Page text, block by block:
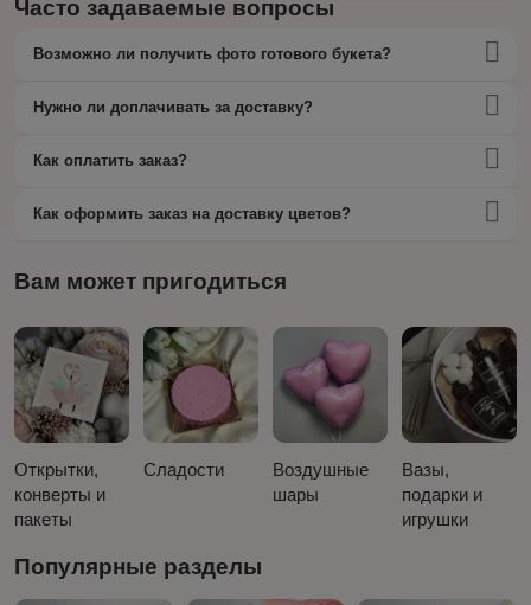
Часто задаваемые вопросы
Возможно ли получить фото готового букета?
Нужно ли доплачивать за доставку?
Как оплатить заказ?
Как оформить заказ на доставку цветов?
Вам может пригодиться
Открытки,
конверты и
пакеты
Сладости
Воздушные
шары
Вазы,
подарки и
игрушки
Популярные разделы